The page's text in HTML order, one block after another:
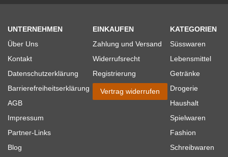
UNTERNEHMEN
Über Uns
Kontakt
Datenschutzerklärung
Barrierefreiheitserklärung
AGB
Impressum
Partner-Links
Blog
EINKAUFEN
Zahlung und Versand
Widerrufsrecht
Registrierung
Vertrag widerrufen
KATEGORIEN
Süsswaren
Lebensmittel
Getränke
Drogerie
Haushalt
Spielwaren
Fashion
Schreibwaren